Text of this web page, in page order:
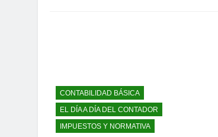
CONTABILIDAD BÁSICA
EL DÍA A DÍA DEL CONTADOR
IMPUESTOS Y NORMATIVA